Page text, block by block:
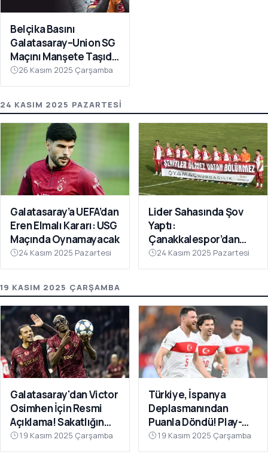
Belçika Basını
Galatasaray–Union SG
Maçını Manşete Taşıdı:
“50 Bin Türk’ü
Susturdular”
26 Kasım 2025 Çarşamba
24 KASIM 2025 PAZARTESI
Galatasaray’a UEFA’dan
Eren Elmalı Kararı: USG
Maçında Oynamayacak
24 Kasım 2025 Pazartesi
Lider Sahasında Şov
Yaptı:
Çanakkalespor’dan
Farklı Galibiyet
24 Kasım 2025 Pazartesi
19 KASIM 2025 ÇARŞAMBA
Galatasaray'dan Victor
Osimhen İçin Resmi
Açıklama! Sakatlığın
Son Durumu Belli Oldu
19 Kasım 2025 Çarşamba
Türkiye, İspanya
Deplasmanından
Puanla Döndü! Play-
Off Öncesi Moral: 2-2
19 Kasım 2025 Çarşamba